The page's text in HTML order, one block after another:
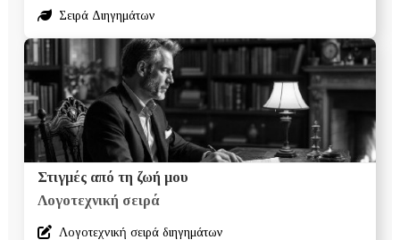
Σειρά Διηγημάτων
Στιγμές από τη ζωή μου
Λογοτεχνική σειρά
Λογοτεχνική σειρά διηγημάτων